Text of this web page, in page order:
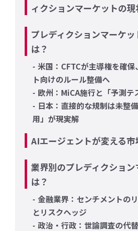
ィクションマーケットの現
プレディクションマーケ
は？
米国：CFTCが主導権を確
ト向けのルール整備へ
欧州：MiCA施行と「予測テ
日本：直接的な規制は未整
用」が現実解
AIエージェントが変える市
業界別のプレディクション
は？
金融業界：センチメントの
とリスクヘッジ
政治・行政：世論調査の代